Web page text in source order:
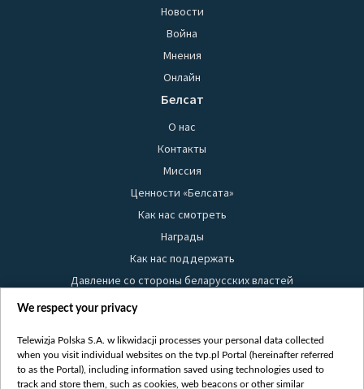
Новости
Война
Мнения
Онлайн
Белсат
О нас
Контакты
Миссия
Ценности «Белсата»
Как нас смотреть
Награды
Как нас поддержать
Давление со стороны беларусских властей
Правила использования материалов
Безопасность
Youtube
We respect your privacy
Telewizja Polska S.A. w likwidacji processes your personal data collected
when you visit individual websites on the tvp.pl Portal (hereinafter referred
to as the Portal), including information saved using technologies used to
track and store them, such as cookies, web beacons or other similar